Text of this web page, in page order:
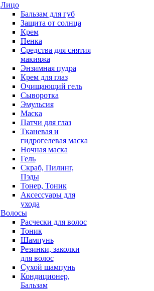
Лицо
Бальзам для губ
Защита от солнца
Крем
Пенка
Средства для снятия
макияжа
Энзимная пудра
Крем для глаз
Очищающий гель
Сыворотка
Эмульсия
Маска
Патчи для глаз
Тканевая и
гидрогелевая маска
Ночная маска
Гель
Скраб, Пилинг,
Пэды
Тонер, Тоник
Аксессуары для
ухода
Волосы
Расчески для волос
Тоник
Шампунь
Резинки, заколки
для волос
Сухой шампунь
Кондиционер,
Бальзам